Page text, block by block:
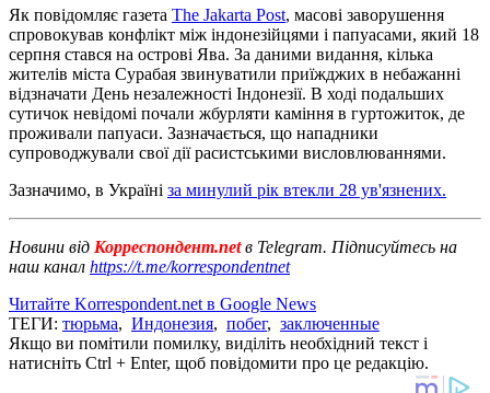
Як повідомляє газета The Jakarta Post, масові заворушення
спровокував конфлікт між індонезійцями і папуасами, який 18
серпня стався на острові Ява. За даними видання, кілька
жителів міста Сурабая звинуватили приїжджих в небажанні
відзначати День незалежності Індонезії. В ході подальших
сутичок невідомі почали жбурляти каміння в гуртожиток, де
проживали папуаси. Зазначається, що нападники
супроводжували свої дії расистськими висловлюваннями.
Зазначимо, в Україні за минулий рік втекли 28 ув'язнених.
Новини від Корреспондент.netв Telegram. Підписуйтесь на
наш канал https://t.me/korrespondentnet
Читайте Korrespondent.net в Google News
ТЕГИ: тюрьма, Индонезия, побег, заключенные
Якщо ви помітили помилку, виділіть необхідний текст і
натисніть Ctrl + Enter, щоб повідомити про це редакцію.